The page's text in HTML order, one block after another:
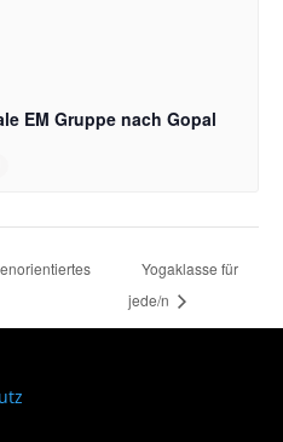
EM Gruppe nach Gopal
Yogaklasse für
jede/n